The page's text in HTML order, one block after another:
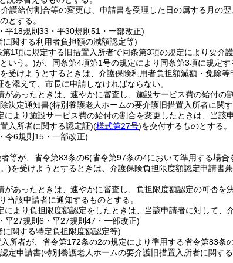
護給付割合等の変更は、申請書を受理した日の属する月の翌
とする。
平18規則33・平30規則51・一部改正)
関する利用者負担額の減額認定等)
1項に規定する旧措置入所者で同条第3項の規定により要介
いう。)が、同条第4項第1号の規定により同条第3項に規定
受けようとするときは、介護保険利用者負担額減額・免除等
を添えて、市長に申請しなければならない。
があったときは、速やかに審査し、施設サービス費の給付の
決定通知書(特別養護老人ホームの要介護旧措置入所者に関
により施設サービス費の給付の割合を変更したときは、当
入所者に関する認定証)(様式第27号)を交付するものとする。
令6規則15・一部改正)
等が、省令第83条の6(省令第97条の4において準用する場合
)を受けようとするときは、介護保険負担限度額認定申請書
があったときは、速やかに審査し、負担限度額認定の可否
当該申請者に通知するものとする。
により負担限度額認定をしたときは、当該申請者に対して、
平27規則6・平27規則47・一部改正)
関する特定負担限度額認定等)
所者が、省令第172条の2の規定により準用する省令第83
定申請書(特別養護老人ホームの要介護旧措置入所者に関す